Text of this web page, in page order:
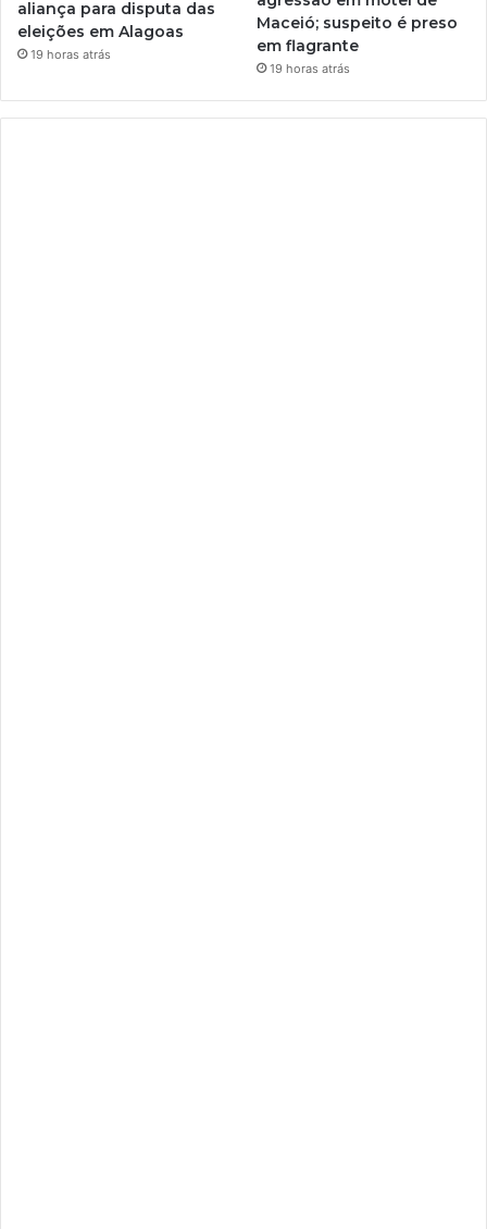
aliança para disputa das
eleições em Alagoas
19 horas atrás
Maceió; suspeito é preso
em flagrante
19 horas atrás